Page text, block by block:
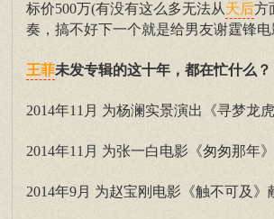
标价500万(有没有这么多无法从天后方
奏，搞不好下一个就是给男友谢霆锋
王菲未发专辑的这十年，都在忙什么？
‍2014年11月 为杨澜实景演出《寻梦龙
2014年11月 为张一白电影《匆匆那年
2014年9月 为赵宝刚电影《触不可及》